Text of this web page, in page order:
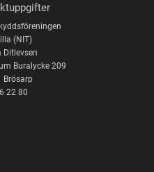
(NIT)
Ditlevsen
Buralycke 209
22 80